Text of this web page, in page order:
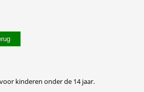
kinderen onder de 14 jaar.